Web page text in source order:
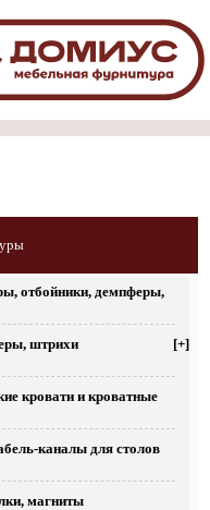
отбойники, демпферы,
штрихи [+]
кровати и кроватные
каналы для столов
магниты